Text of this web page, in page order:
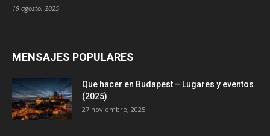
19 agosto, 2025
MENSAJES POPULARES
Que hacer en Budapest – Lugares y eventos
(2025)
27 noviembre, 2025